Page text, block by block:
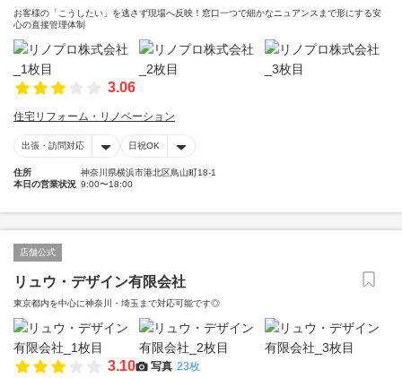
お客様の「こうしたい」を逃さず現場へ反映！窓口一つで細かなニュアンスまで形にする安
心の直接管理体制
3.06
住宅リフォーム・リノベーション
出張・訪問対応 日祝OK
住所
神奈川県横浜市港北区鳥山町18-1
本日の営業状況 9:00〜18:00
店舗公式
リュウ・デザイン有限会社
東京都内を中心に神奈川・埼玉まで対応可能です◎
3.10 写真 23枚